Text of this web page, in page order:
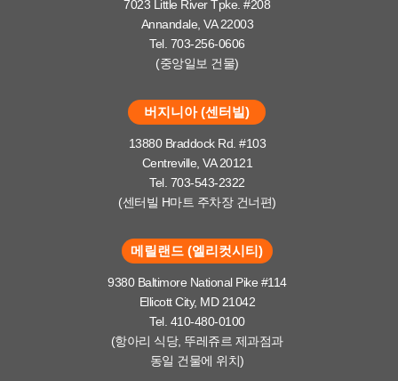
7023 Little River Tpke. #208
Annandale, VA 22003
Tel. 703-256-0606
(중앙일보 건물)
버지니아 (센터빌)
13880 Braddock Rd. #103
Centreville, VA 20121
Tel. 703-543-2322
(센터빌 H마트 주차장 건너편)
메릴랜드 (엘리컷시티)
9380 Baltimore National Pike #114
Ellicott City, MD 21042
Tel. 410-480-0100
(항아리 식당, 뚜레쥬르 제과점과
동일 건물에 위치)